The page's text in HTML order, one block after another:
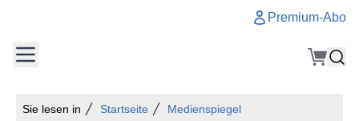
Premium-Abo
Sie lesen in Startseite Medienspiegel